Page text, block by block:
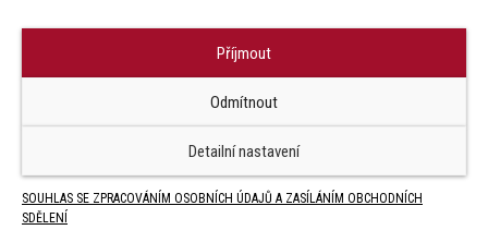
Příjmout
Odmítnout
Detailní nastavení
SOUHLAS SE ZPRACOVÁNÍM OSOBNÍCH ÚDAJŮ A ZASÍLÁNÍM OBCHODNÍCH
SDĚLENÍ
Factory s.r.o. zapovězeno.